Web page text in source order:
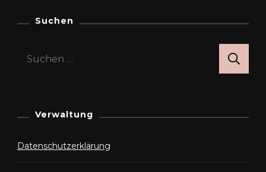
Suchen
Suchen
Verwaltung
Datenschutzerklärung